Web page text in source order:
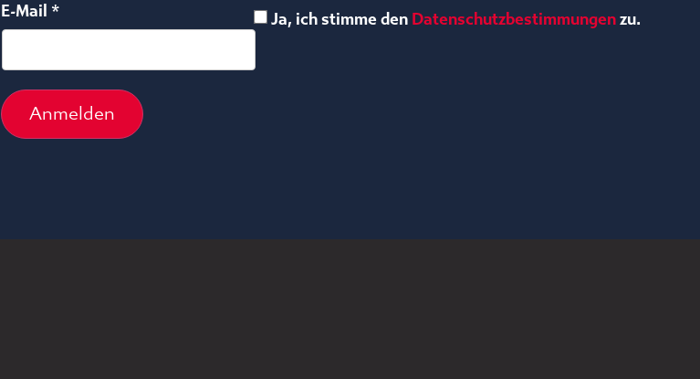
E-Mail * Ja, ich stimme den Datenschutzbestimmungenzu.
Anmelden